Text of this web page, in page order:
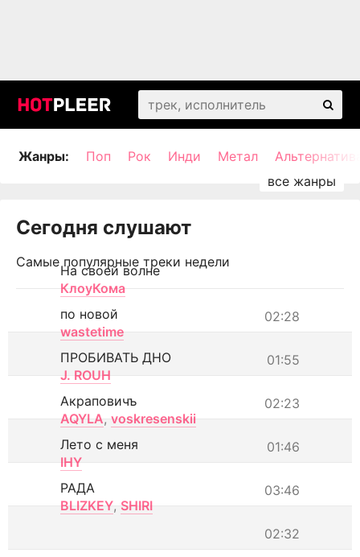
Жанры: Поп Рок Инди Метал
Сегодня слушают
Самые популярные треки недели
На своей волне
КлоуКома
02:28
по новой
wastetime
01:55
ПРОБИВАТЬ ДНО
J. ROUH
02:23
Акраповичъ
AQYLA, voskresenskii
01:46
Лето с меня
IHY
03:46
РАДА
BLIZKEY, SHIRI
02:32